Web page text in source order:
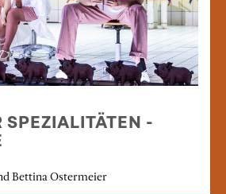
SPEZIALITÄTEN -
Bettina Ostermeier